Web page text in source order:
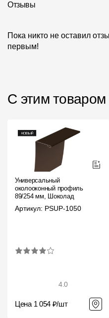
Отзывы
Пока никто не оставил
первым!
С этим товаром
Универсальный
околооконный профиль
89/254 мм, Шоколад
Артикул: PSUP-1050
4.0
Цена 1 054 ₽/шт